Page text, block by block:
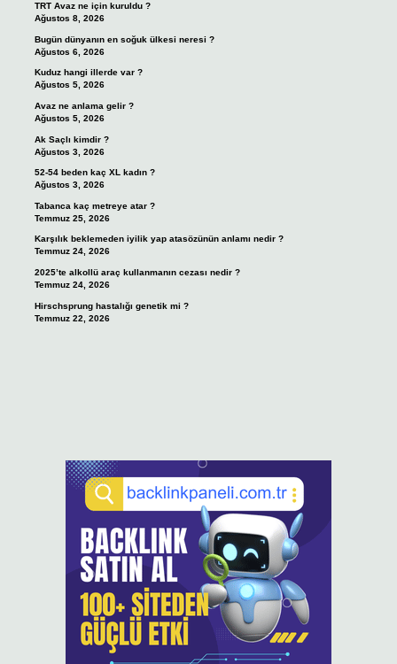
TRT Avaz ne için kuruldu ?
Ağustos 8, 2026
Bugün dünyanın en soğuk ülkesi neresi ?
Ağustos 6, 2026
Kuduz hangi illerde var ?
Ağustos 5, 2026
Avaz ne anlama gelir ?
Ağustos 5, 2026
Ak Saçlı kimdir ?
Ağustos 3, 2026
52-54 beden kaç XL kadın ?
Ağustos 3, 2026
Tabanca kaç metreye atar ?
Temmuz 25, 2026
Karşılık beklemeden iyilik yap atasözünün anlamı nedir ?
Temmuz 24, 2026
2025’te alkollü araç kullanmanın cezası nedir ?
Temmuz 24, 2026
Hirschsprung hastalığı genetik mi ?
Temmuz 22, 2026